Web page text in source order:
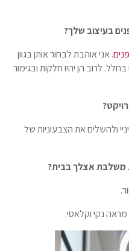
בעיצוב שלך?
. אני אוהבת לבחור אותן בגוון
לרוב הן יהיו חלקות ובגימור
ולהשלים את הצבעוניות של
משלבת אצלך בבית?
נקי וקלאסי.